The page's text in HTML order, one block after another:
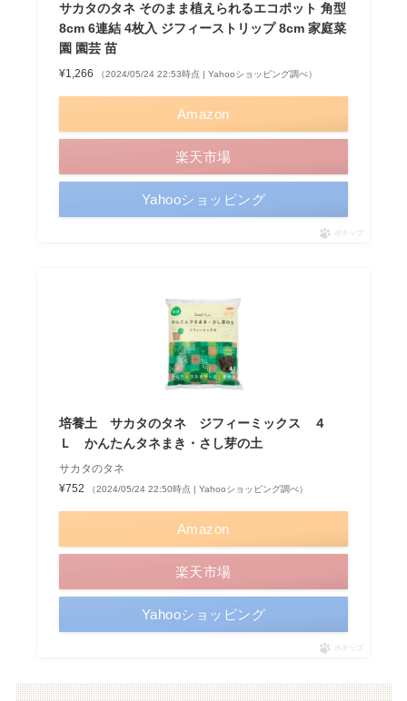
サカタのタネ そのまま植えられるエコポット 角型
8cm 6連結 4枚入 ジフィーストリップ 8cm 家庭菜
園 園芸 苗
¥1,266 （2024/05/24 22:53時点 | Yahooショッピング調べ）
Amazon
楽天市場
Yahooショッピング
ポチップ
培養土 サカタのタネ ジフィーミックス ４
Ｌ かんたんタネまき・さし芽の土
サカタのタネ
¥752
（2024/05/24 22:50時点 | Yahooショッピング調べ）
Amazon
楽天市場
Yahooショッピング
ポチップ